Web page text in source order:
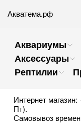
Акватема.рф
Аквариумы
Аксессуары
Рептилии
Интернет
Пт).
Самовывоз